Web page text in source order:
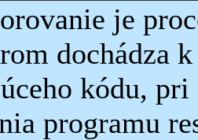
je
dochádza
kódu,
programu